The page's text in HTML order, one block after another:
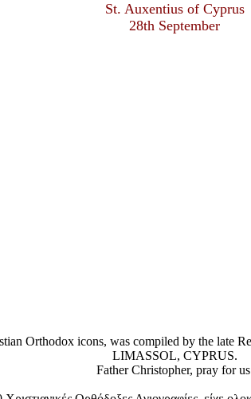
St. Auxentius of Cyprus
28th September
Orthodox icons, was compiled by the
LIMASSOL, CYPRUS.
Father Christopher, pray for